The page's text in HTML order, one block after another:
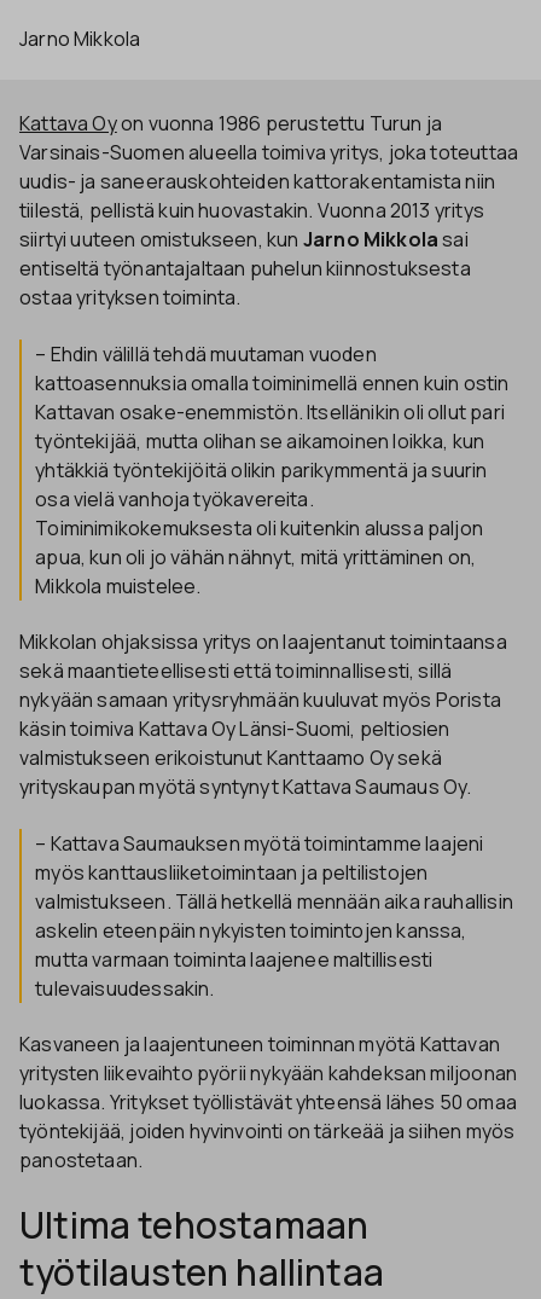
Jarno Mikkola
Kattava Oyon vuonna 1986 perustettu Turun ja
Varsinais-Suomen alueella toimiva yritys, joka toteuttaa
uudis- ja saneerauskohteiden kattorakentamista niin
tiilestä, pellistä kuin huovastakin. Vuonna 2013 yritys
siirtyi uuteen omistukseen, kun Jarno Mikkolasai
entiseltä työnantajaltaan puhelun kiinnostuksesta
ostaa yrityksen toiminta.
– Ehdin välillä tehdä muutaman vuoden
kattoasennuksia omalla toiminimellä ennen kuin ostin
Kattavan osake-enemmistön. Itsellänikin oli ollut pari
työntekijää, mutta olihan se aikamoinen loikka, kun
yhtäkkiä työntekijöitä olikin parikymmentä ja suurin
osa vielä vanhoja työkavereita.
Toiminimikokemuksesta oli kuitenkin alussa paljon
apua, kun oli jo vähän nähnyt, mitä yrittäminen on,
Mikkola muistelee.
Mikkolan ohjaksissa yritys on laajentanut toimintaansa
sekä maantieteellisesti että toiminnallisesti, sillä
nykyään samaan yritysryhmään kuuluvat myös Porista
käsin toimiva Kattava Oy Länsi-Suomi, peltiosien
valmistukseen erikoistunut Kanttaamo Oy sekä
yrityskaupan myötä syntynyt Kattava Saumaus Oy.
– Kattava Saumauksen myötä toimintamme laajeni
myös kanttausliiketoimintaan ja peltilistojen
valmistukseen. Tällä hetkellä mennään aika rauhallisin
askelin eteenpäin nykyisten toimintojen kanssa,
mutta varmaan toiminta laajenee maltillisesti
tulevaisuudessakin.
Kasvaneen ja laajentuneen toiminnan myötä Kattavan
yritysten liikevaihto pyörii nykyään kahdeksan miljoonan
luokassa. Yritykset työllistävät yhteensä lähes 50 omaa
työntekijää, joiden hyvinvointi on tärkeää ja siihen myös
panostetaan.
Ultima tehostamaan
työtilausten hallintaa